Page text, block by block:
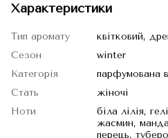
Характеристики
Тип аромату
квітковий,
Сезон
winter
Категорія
парфумована
Стать
жіночі
Ноти
біла лілія,
жасмин,
перець,